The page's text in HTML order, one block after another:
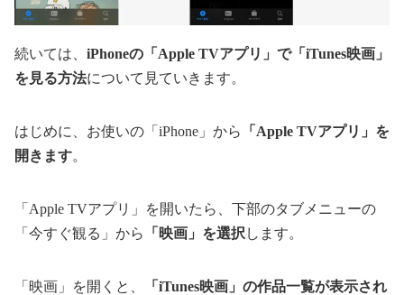
続いては、 iPhoneの「Apple TVアプリ」で「iTunes映画」
を見る方法について見ていきます。
はじめに、お使いの「iPhone」から
「Apple TVアプリ」を
開きます。
「Apple TVアプリ」を開いたら、下部のタブメニューの
「今すぐ観る」から
「映画」を選択 します。
「映画」を開くと、
「iTunes映画」の作品一覧が表示され